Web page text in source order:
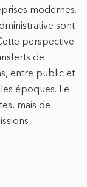
modernes.
sont
perspective
de
entre public et
époques. Le
mais de